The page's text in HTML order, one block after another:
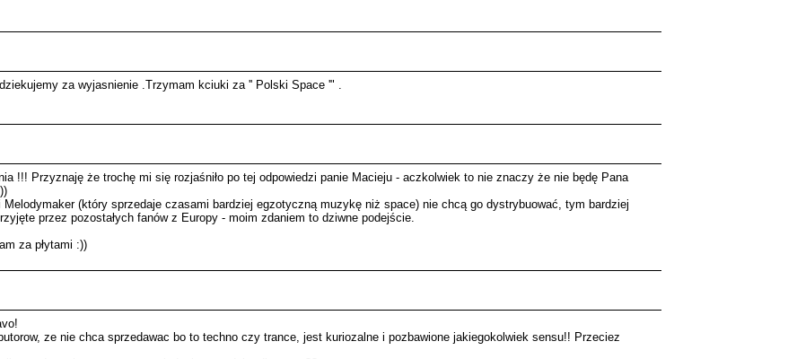
za wyjasnienie .Trzymam kciuki za '' Polski Space '" .
!!! Przyznaję że trochę mi się rozjaśniło po tej odpowiedzi panie Macieju - aczkolwiek to nie znaczy że nie będę Pana
(który sprzedaje czasami bardziej egzotyczną muzykę niż space) nie chcą go dystrybuować, tym bardziej
przez pozostałych fanów z Europy - moim zdaniem to dziwne podejście.
za płytami :))
ze nie chca sprzedawac bo to techno czy trance, jest kuriozalne i pozbawione jakiegokolwiek sensu!! Przeciez